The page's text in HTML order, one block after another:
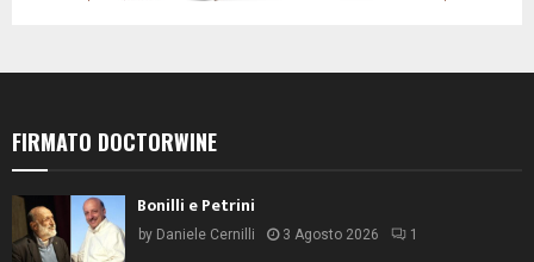
FIRMATO DOCTORWINE
Bonilli e Petrini
by Daniele Cernilli 3 Agosto 2026 1